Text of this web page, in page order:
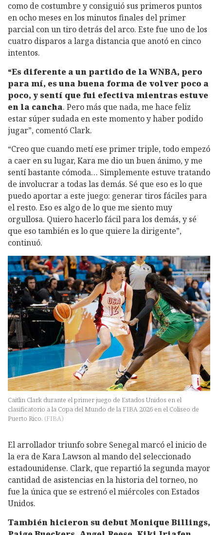
como de costumbre y consiguió sus primeros puntos
en ocho meses en los minutos finales del primer
parcial con un tiro detrás del arco. Este fue uno de los
cuatro disparos a larga distancia que anotó en cinco
intentos.
“Es diferente a un partido de la WNBA, pero
para mí, es una buena forma de volver poco a
poco, y sentí que fui efectiva mientras estuve
en la cancha. Pero más que nada, me hace feliz
estar súper sudada en este momento y haber podido
jugar”, comentó Clark.
“Creo que cuando metí ese primer triple, todo empezó
a caer en su lugar, Kara me dio un buen ánimo, y me
sentí bastante cómoda… Simplemente estuve tratando
de involucrar a todas las demás. Sé que eso es lo que
puedo aportar a este juego: generar tiros fáciles para
el resto. Eso es algo de lo que me siento muy
orgullosa. Quiero hacerlo fácil para los demás, y sé
que eso también es lo que quiere la dirigente”,
continuó.
Caitlin Clark durante el primer juego de Estados Unidos en el
clasificatorio a la Copa del Mundo de la FIBA 2026 en el Coliseo de
Puerto Rico. (FIBA)
El arrollador triunfo sobre Senegal marcó el inicio de
la era de Kara Lawson al mando del seleccionado
estadounidense. Clark, que repartió la segunda mayor
cantidad de asistencias en la historia del torneo, no
fue la única que se estrenó el miércoles con Estados
Unidos.
También hicieron su debut Monique Billings,